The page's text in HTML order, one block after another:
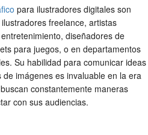
para ilustradores digitales son
freelance, artistas
diseñadores de
para juegos, o en departamentos
Su habilidad para comunicar ideas
imágenes es invaluable en la era
constantemente maneras
con sus audiencias.